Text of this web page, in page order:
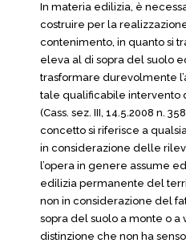
In materia edilizia, è
costruire per la
contenimento, in quanto si
eleva al di sopra del suolo
trasformare durevolmente
tale qualificabile intervento
(Cass. sez. III, 14.5.2008 n.
concetto si riferisce a
in considerazione delle
l’opera in genere assume
edilizia permanente del
non in considerazione del
sopra del suolo a monte o a
distinzione che non ha